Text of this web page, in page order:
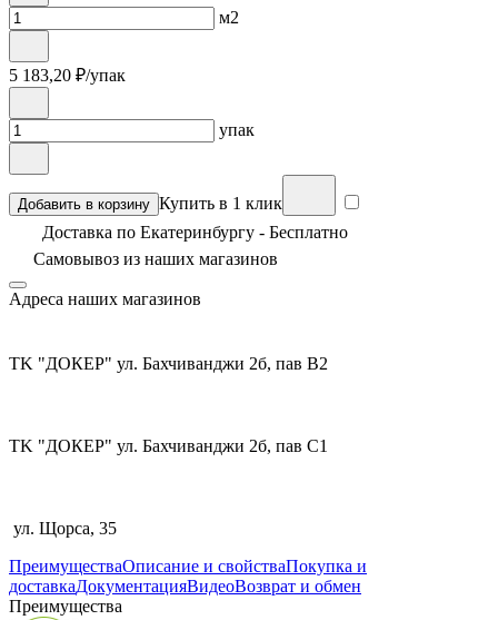
м2
5 183,20 ₽/упак
упак
Добавить в корзину Купить в 1 клик
Доставка по Екатеринбургу - Бесплатно
Самовывоз из наших магазинов
Адреса наших магазинов
TK "ДОКЕР" ул. Бахчиванджи 2б, пав В2
TK "ДОКЕР" ул. Бахчиванджи 2б, пав С1
ул. Щорса, 35
ПреимуществаОписание и свойстваПокупка и
доставкаДокументацияВидеоВозврат и обмен
Преимущества